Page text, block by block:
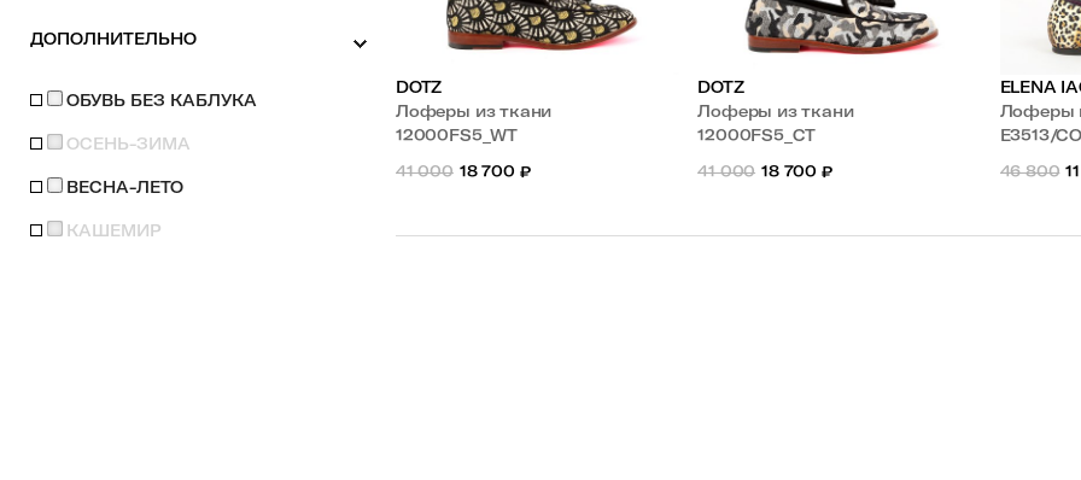
ДОПОЛНИТЕЛЬНО
ОБУВЬ БЕЗ КАБЛУКА
ОСЕНЬ-ЗИМА
ВЕСНА-ЛЕТО
КАШЕМИР
DOTZ
Лоферы из ткани
12000FS5_WT
41 000 18 700 ₽
DOTZ
Лоферы из ткани
12000FS5_CT
41 000 18 700 ₽
ELENA
Лоферы
E3513/
46 800